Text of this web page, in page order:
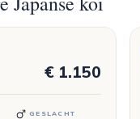
€ 1.150
GESLACHT